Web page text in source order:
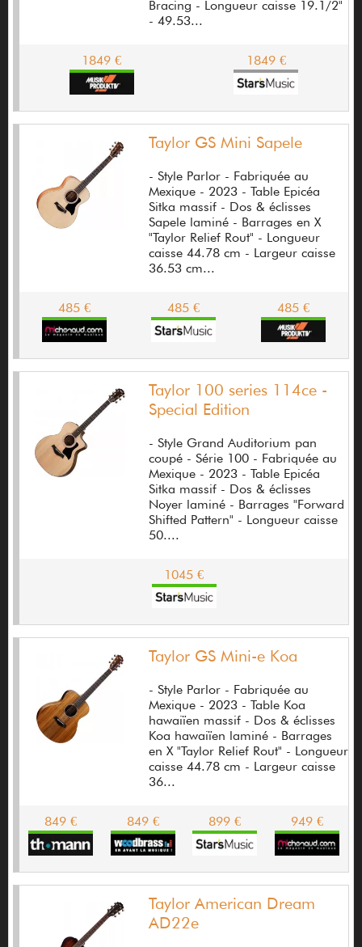
Benedetti
Benson Amps
Bertrand Ligier
Beyerdynamic
BG
Bigsby
Birdsong Amplification
Black Arts Toneworks
Blade
Blue Cat Audio
Blue Magic Pick
Blue Microphones
BMS Guitars
Bob l'eponge
Body Glove
Bracing - Longueur caisse 19.1/2"
- 49.53...
1849 € 1849 €
Taylor GS Mini Sapele
- Style Parlor - Fabriquée au
Mexique - 2023 - Table Epicéa
Sitka massif - Dos & éclisses
Sapele laminé - Barrages en X
"Taylor Relief Rout" - Longueur
caisse 44.78 cm - Largeur caisse
36.53 cm...
485 € 485 € 485 €
Taylor 100 series 114ce -
Special Edition
- Style Grand Auditorium pan
coupé - Série 100 - Fabriquée au
Mexique - 2023 - Table Epicéa
Sitka massif - Dos & éclisses
Noyer laminé - Barrages "Forward
Shifted Pattern" - Longueur caisse
50....
1045 €
Taylor GS Mini-e Koa
- Style Parlor - Fabriquée au
Mexique - 2023 - Table Koa
hawaiïen massif - Dos & éclisses
Koa hawaiïen laminé - Barrages
en X "Taylor Relief Rout" - Longueur
caisse 44.78 cm - Largeur caisse
36...
849 € 849 € 899 € 949 €
Taylor American Dream
AD22e